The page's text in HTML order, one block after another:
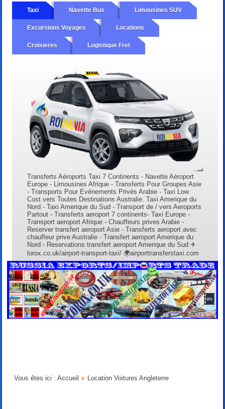
Taxi Navette Bus Limousines SUV
Excursions Voyages Locations
Croisieres Logistique Fret
Transferts Aéroports Taxi 7 Continents - Navette Aéroport
Europe - Limousines Afrique - Transferts Pour Groupes Asie
- Transports Pour Evénements Privés Arabie - Taxi Low
Cost vers Toutes Destinations Australie. Taxi Amerique du
Nord - Taxi Amerique du Sud - Transport de / vers Aeroports
Partout - Transferts aeroport 7 continents- Taxi Europe -
Transport aeroport Afrique - Chauffeurs prives Arabie -
Reserver transfert aeroport Asie - Transferts aeroport avec
chauffeur prive Australie - Transfert aeroport Amerique du
Nord - Reservations transfert aeroport Amerique du Sud ✈
lorox.co.uk/airport-transport-taxi/ 🌍airporttransferstaxi.com
📦webcomerciosoluciones.es/transporte-logistica/ 🌐
airporttransferstaxis.com 🆕elitentourage.com
Vous êtes ici :Accueil Location Voitures Angleterre